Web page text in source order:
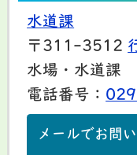
水道課
〒311-3512
水場・水道課
電話番号：
メールでお問